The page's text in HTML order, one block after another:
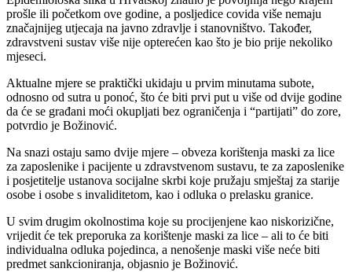
prošle ili početkom ove godine, a posljedice covida više nemaju
značajnijeg utjecaja na javno zdravlje i stanovništvo. Također,
zdravstveni sustav više nije opterećen kao što je bio prije nekoliko
mjeseci.
Aktualne mjere se praktički ukidaju u prvim minutama subote,
odnosno od sutra u ponoć, što će biti prvi put u više od dvije godine
da će se građani moći okupljati bez ograničenja i “partijati” do zore,
potvrdio je Božinović.
Na snazi ostaju samo dvije mjere – obveza korištenja maski za lice
za zaposlenike i pacijente u zdravstvenom sustavu, te za zaposlenike
i posjetitelje ustanova socijalne skrbi koje pružaju smještaj za starije
osobe i osobe s invaliditetom, kao i odluka o prelasku granice.
U svim drugim okolnostima koje su procijenjene kao niskorizične,
vrijedit će tek preporuka za korištenje maski za lice – ali to će biti
individualna odluka pojedinca, a nenošenje maski više neće biti
predmet sankcioniranja, objasnio je Božinović.